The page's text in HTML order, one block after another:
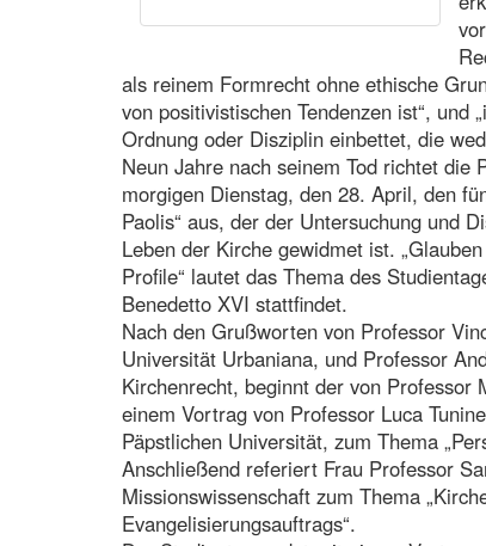
als reinem Formrecht ohne ethische
von positivistischen Tendenzen ist“,
Ordnung oder Disziplin einbettet, die
Neun Jahre nach seinem Tod richtet die
morgigen Dienstag, den 28. April, den
Paolis“ aus, der der Untersuchung und
Leben der Kirche gewidmet ist.
Profile“ lautet das Thema des
Benedetto XVI stattfindet.
Nach den Grußworten von Professor
Universität Urbaniana, und Professor
Kirchenrecht, beginnt der von
einem Vortrag von Professor Luca
Päpstlichen Universität, zum Thema
Anschließend referiert Frau Professor
Missionswissenschaft zum Thema
Evangelisierungsauftrags“.